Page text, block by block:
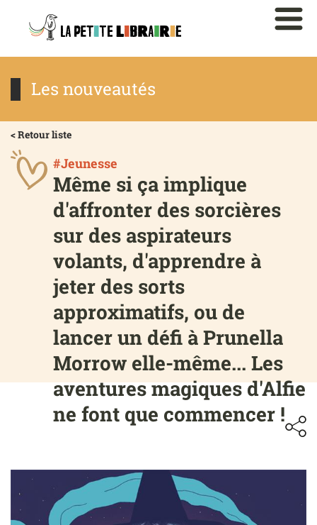
Les nouveautés
< Retour liste
#Jeunesse
Même si ça implique
d'affronter des sorcières
sur des aspirateurs
volants, d'apprendre à
jeter des sorts
approximatifs, ou de
lancer un défi à Prunella
Morrow elle-même... Les
aventures magiques d'Alfie
ne font que commencer !